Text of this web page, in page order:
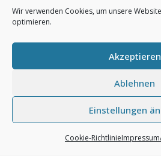
Wir verwenden Cookies, um unsere
optimieren.
Akzeptieren
Ablehnen
Einstellungen
Cookie-Richtlinie
Preis auf Anfrage